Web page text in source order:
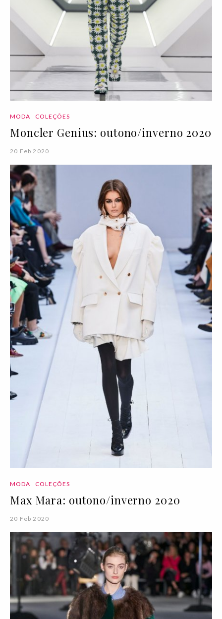
MODA COLEÇÕES
Moncler Genius: outono/inverno 2020
20 Feb 2020
MODA COLEÇÕES
Max Mara: outono/inverno 2020
20 Feb 2020